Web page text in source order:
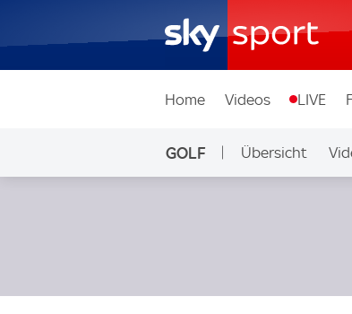
Home Videos LIVE
GOLF Übersicht